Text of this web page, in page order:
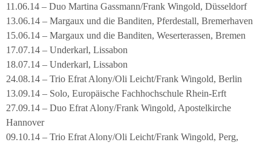
11.06.14 – Duo Martina Gassmann/Frank Wingold, Düsseldorf
13.06.14 – Margaux und die Banditen, Pferdestall, Bremerhaven
15.06.14 – Margaux und die Banditen, Weserterassen, Bremen
17.07.14 – Underkarl, Lissabon
18.07.14 – Underkarl, Lissabon
24.08.14 – Trio Efrat Alony/Oli Leicht/Frank Wingold, Berlin
13.09.14 – Solo, Europäische Fachhochschule Rhein-Erft
27.09.14 – Duo Efrat Alony/Frank Wingold, Apostelkirche
Hannover
09.10.14 – Trio Efrat Alony/Oli Leicht/Frank Wingold, Perg,